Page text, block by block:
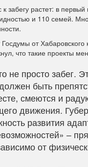
к забегу растет: в
и 110 семей.
Госдумы от
что такие проекты
не просто забег.
быть
смеются и
движения.
развития
–
от